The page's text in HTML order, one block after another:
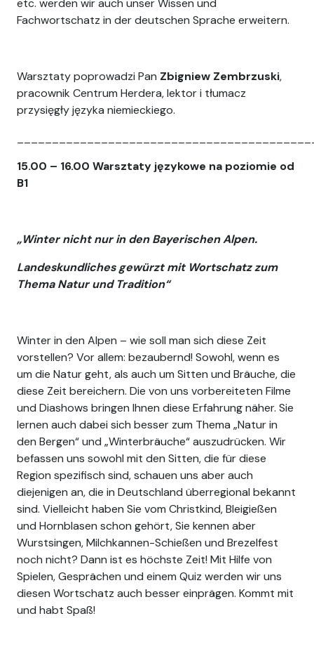
etc. werden wir auch unser Wissen und
Fachwortschatz in der deutschen Sprache erweitern.
Warsztaty poprowadzi Pan Zbigniew Zembrzuski,
pracownik Centrum Herdera, lektor i tłumacz
przysięgły języka niemieckiego.
15.00 – 16.00 Warsztaty językowe na poziomie od
B1
„Winter nicht nur in den Bayerischen Alpen.
Landeskundliches gewürzt mit Wortschatz zum
Thema Natur und Tradition“
Winter in den Alpen – wie soll man sich diese Zeit
vorstellen? Vor allem: bezaubernd! Sowohl, wenn es
um die Natur geht, als auch um Sitten und Bräuche, die
diese Zeit bereichern. Die von uns vorbereiteten Filme
und Diashows bringen Ihnen diese Erfahrung näher. Sie
lernen auch dabei sich besser zum Thema „Natur in
den Bergen“ und „Winterbräuche“ auszudrücken. Wir
befassen uns sowohl mit den Sitten, die für diese
Region spezifisch sind, schauen uns aber auch
diejenigen an, die in Deutschland überregional bekannt
sind. Vielleicht haben Sie vom Christkind, Bleigießen
und Hornblasen schon gehört, Sie kennen aber
Wurstsingen, Milchkannen-Schießen und Brezelfest
noch nicht? Dann ist es höchste Zeit! Mit Hilfe von
Spielen, Gesprächen und einem Quiz werden wir uns
diesen Wortschatz auch besser einprägen. Kommt mit
und habt Spaß!